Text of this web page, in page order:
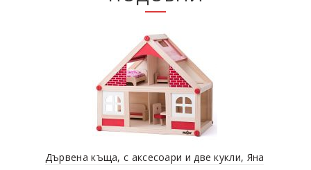
Дървена къща, с аксесоари и две кукли, Яна